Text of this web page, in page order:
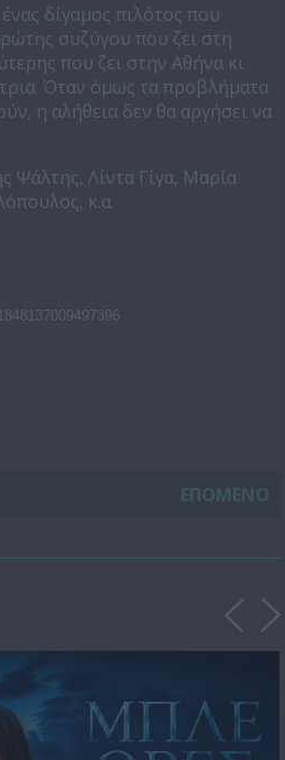
δίγαμος πιλότος που
συζύγου που ζει στη
που ζει στην Αθήνα κι
Όταν όμως τα προβλήματα
η αλήθεια δεν θα αργήσει να
Ψάλτης, Λίντα Γίγα, Μαρία
κ.α.
ΕΠΟΜΕΝΟ